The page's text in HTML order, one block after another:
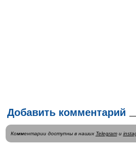
Добавить комментарий
Комментарии доступны в наших Telegramи